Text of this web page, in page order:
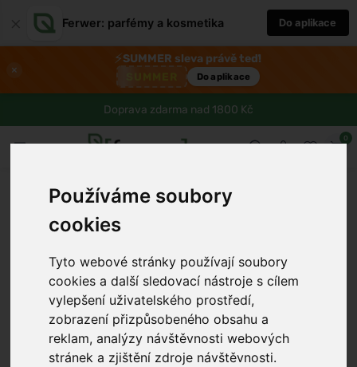
Používáme soubory
cookies
Tyto webové stránky používají soubory
cookies a další sledovací nástroje s cílem
vylepšení uživatelského prostředí,
zobrazení přizpůsobeného obsahu a
reklam, analýzy návštěvnosti webových
stránek a zjištění zdroje návštěvnosti.
Ferwer: parfémy a kosmetika Do aplikace
×
⚡SUMMER sleva právě teď!
Do aplikace
Doprava zdarma nad 1800 Kč
0